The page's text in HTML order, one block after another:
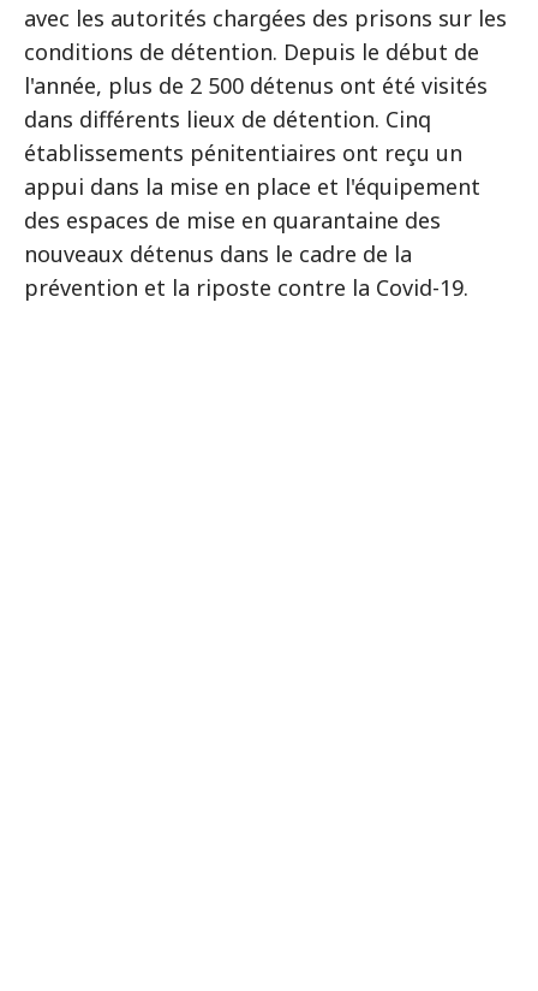
avec les autorités chargées des prisons sur les
conditions de détention. Depuis le début de
l'année, plus de 2 500 détenus ont été visités
dans différents lieux de détention. Cinq
établissements pénitentiaires ont reçu un
appui dans la mise en place et l'équipement
des espaces de mise en quarantaine des
nouveaux détenus dans le cadre de la
prévention et la riposte contre la Covid-19.